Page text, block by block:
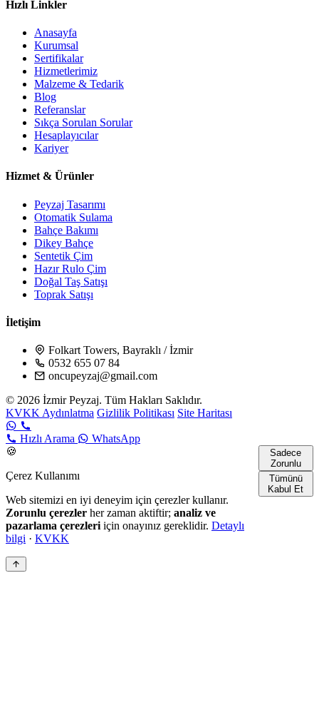
Hızlı Linkler
Anasayfa
Kurumsal
Sertifikalar
Hizmetlerimiz
Malzeme & Tedarik
Blog
Referanslar
Sıkça Sorulan Sorular
Hesaplayıcılar
Kariyer
Hizmet & Ürünler
Peyzaj Tasarımı
Otomatik Sulama
Bahçe Bakımı
Dikey Bahçe
Sentetik Çim
Hazır Rulo Çim
Doğal Taş Satışı
Toprak Satışı
İletişim
Folkart Towers, Bayraklı / İzmir
0532 655 07 84
oncupeyzaj@gmail.com
© 2026 İzmir Peyzaj. Tüm Hakları Saklıdır.
KVKK Aydınlatma Gizlilik Politikası Site Haritası
Hızlı Arama
WhatsApp
🍪
Çerez Kullanımı
Web sitemizi en iyi deneyim için çerezler kullanır.
Zorunlu çerezler her zaman aktiftir; analiz ve
pazarlama çerezleri için onayınız gereklidir. Detaylı
bilgi · KVKK
Sadece
Zorunlu
Tümünü
Kabul Et